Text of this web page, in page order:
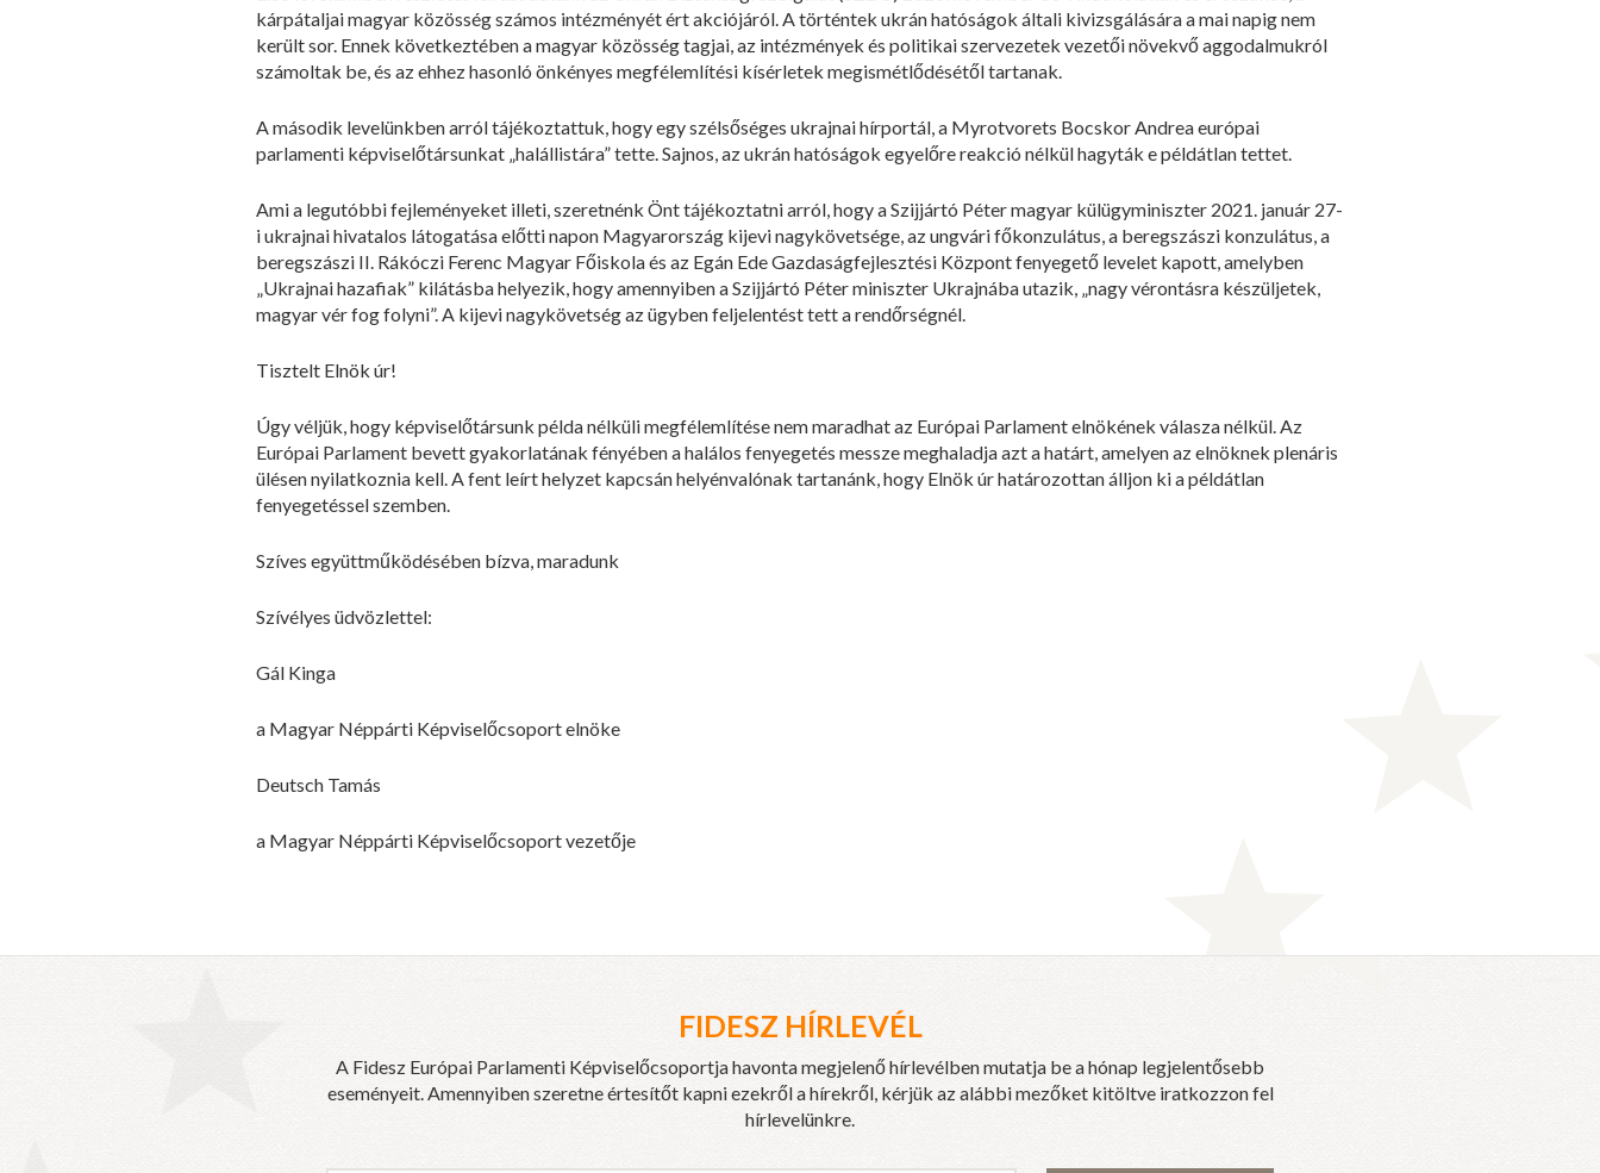
kárpátaljai magyar közösség számos intézményét ért akciójáról. A történtek ukrán hatóságok általi kivizsgálására a mai napig nem
került sor. Ennek következtében a magyar közösség tagjai, az intézmények és politikai szervezetek vezetői növekvő aggodalmukról
számoltak be, és az ehhez hasonló önkényes megfélemlítési kísérletek megismétlődésétől tartanak.
A második levelünkben arról tájékoztattuk, hogy egy szélsőséges ukrajnai hírportál, a Myrotvorets Bocskor Andrea európai
parlamenti képviselőtársunkat „halállistára” tette. Sajnos, az ukrán hatóságok egyelőre reakció nélkül hagyták e példátlan tettet.
Ami a legutóbbi fejleményeket illeti, szeretnénk Önt tájékoztatni arról, hogy a Szijjártó Péter magyar külügyminiszter 2021. január 27-
i ukrajnai hivatalos látogatása előtti napon Magyarország kijevi nagykövetsége, az ungvári főkonzulátus, a beregszászi konzulátus, a
beregszászi II. Rákóczi Ferenc Magyar Főiskola és az Egán Ede Gazdaságfejlesztési Központ fenyegető levelet kapott, amelyben
„Ukrajnai hazafiak” kilátásba helyezik, hogy amennyiben a Szijjártó Péter miniszter Ukrajnába utazik, „nagy vérontásra készüljetek,
magyar vér fog folyni”. A kijevi nagykövetség az ügyben feljelentést tett a rendőrségnél.
Tisztelt Elnök úr!
Úgy véljük, hogy képviselőtársunk példa nélküli megfélemlítése nem maradhat az Európai Parlament elnökének válasza nélkül. Az
Európai Parlament bevett gyakorlatának fényében a halálos fenyegetés messze meghaladja azt a határt, amelyen az elnöknek plenáris
ülésen nyilatkoznia kell. A fent leírt helyzet kapcsán helyénvalónak tartanánk, hogy Elnök úr határozottan álljon ki a példátlan
fenyegetéssel szemben.
Szíves együttműködésében bízva, maradunk
Szívélyes üdvözlettel:
Gál Kinga
a Magyar Néppárti Képviselőcsoport elnöke
Deutsch Tamás
a Magyar Néppárti Képviselőcsoport vezetője
FIDESZ HÍRLEVÉL
A Fidesz Európai Parlamenti Képviselőcsoportja havonta megjelenő hírlevélben mutatja be a hónap legjelentősebb
eseményeit. Amennyiben szeretne értesítőt kapni ezekről a hírekről, kérjük az alábbi mezőket kitöltve iratkozzon fel
hírlevelünkre.